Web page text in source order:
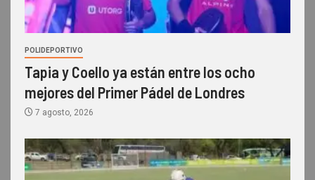
POLIDEPORTIVO
Tapia y Coello ya están entre los ocho
mejores del Primer Pádel de Londres
7 agosto, 2026